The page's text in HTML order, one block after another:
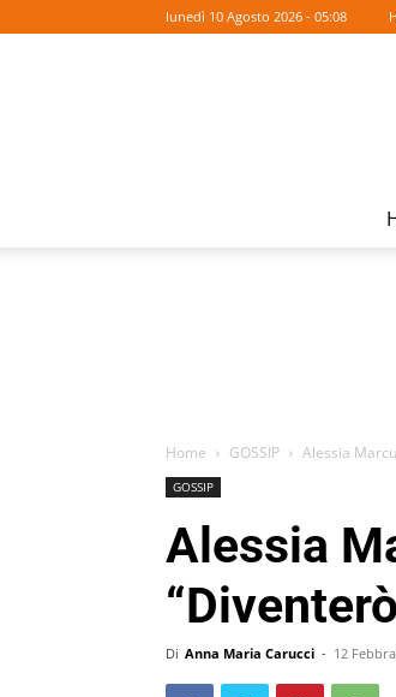
lunedì 10 Agosto 2026 - 05:08
Home GOSSIP Alessia
GOSSIP
Alessia
Di Anna Maria Carucci - 12